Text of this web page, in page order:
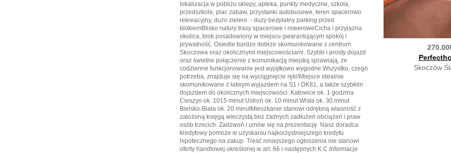
Skoczów
lokalizacja w pobliżu sklepy, apteka, punkty medyczne, szkoła,
przedszkole, plac zabaw, przystanki autobusowe, teren spacerowo
rekreacyjny, dużo zieleni. - duży bezpłatny parking przed
blokiemBlisko natury trasy spacerowe i roweroweCicha i przyjazna
okolica, blok posadowiony w miejscu gwarantującym spokój i
prywatność. Osiedle bardzo dobrze skomunikowane z centrum
Skoczowa oraz okolicznymi miejscowościami. Szybki i prosty dojazd
oraz świetne połączenie z komunikacją miejską sprawiają, że
codzienne funkcjonowanie jest wyjątkowo wygodne.Wszystko, czego
potrzeba, znajduje się na wyciągnięcie ręki!Miejsce idealnie
skomunikowane z łatwym wyjazdem na S1 i DK81, a także szybkim
dojazdem do okolicznych miejscowości: Katowice ok. 1 godzina
Cieszyn ok. 1015 minut Ustroń ok. 10 minut Wisła ok. 30 minut
Bielsko-Biała ok. 20 minutMieszkanie stanowi odrębną własność z
założoną księgą wieczystą bez żadnych zadłużeń obciążeń i praw
osób trzecich. Zadzwoń i umów się na prezentację. Nasz doradca
kredytowy pomoże w uzyskaniu najkorzystniejszego kredytu
hipotecznego na zakup. Treść niniejszego ogłoszenia nie stanowi
oferty handlowej określonej w art. 66 i następnych K.C.Informacje